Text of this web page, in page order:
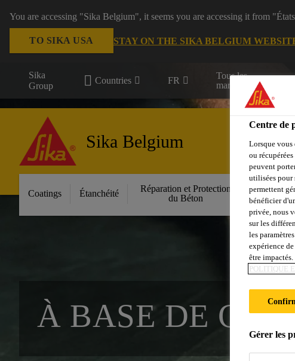
You are accessing "Sika Belgium", it seems you are accessing it from
TO SIKA USA STAY ON THE SIKA BELGIUM
Sika
Group
Countries FR
Tous les
marchés
Sika Belgium
Coatings Étanchéité
Réparation et Protection
du Béton
Façades,
À BASE DE
Centre de
Lorsque vous
ou
peuvent
utilisées pour
permettent
bénéficier
privée, nous
sur les
les
expérience
être impactés.
POLITIQUE
Gérer les